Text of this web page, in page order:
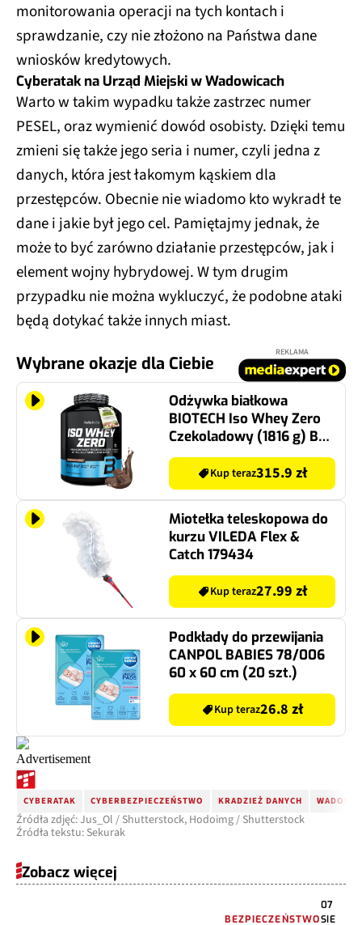
monitorowania operacji na tych kontach i
sprawdzanie, czy nie złożono na Państwa dane
wniosków kredytowych.
Cyberatak na Urząd Miejski w Wadowicach
Warto w takim wypadku także zastrzec numer
PESEL, oraz wymienić dowód osobisty. Dzięki temu
zmieni się także jego seria i numer, czyli jedna z
danych, która jest łakomym kąskiem dla
przestępców. Obecnie nie wiadomo kto wykradł te
dane i jakie był jego cel. Pamiętajmy jednak, że
może to być zarówno działanie przestępców, jak i
element wojny hybrydowej. W tym drugim
przypadku nie można wykluczyć, że podobne ataki
będą dotykać także innych miast.
Wybrane okazje dla Ciebie
REKLAMA
Odżywka białkowa
BIOTECH Iso Whey Zero
Czekoladowy (1816 g) Bez
cukru
Kup teraz315.9 zł
Miotełka teleskopowa do
kurzu VILEDA Flex &
Catch 179434
Kup teraz27.99 zł
Podkłady do przewijania
CANPOL BABIES 78/006
60 x 60 cm (20 szt.)
Kup teraz26.8 zł
CYBERATAK CYBERBEZPIECZEŃSTWO KRADZIEŻ DANYCH
Źródła zdjęć: Jus_Ol / Shutterstock, Hodoimg / Shutterstock
Źródła tekstu: Sekurak
Zobacz więcej
BEZPIECZEŃSTWO
07
SIE